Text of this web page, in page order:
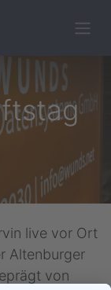
live vor Ort
Altenburger
von